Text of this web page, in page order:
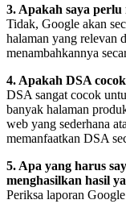
3. Apakah saya
Tidak, Google akan
halaman yang relevan
menambahkannya
4. Apakah DSA
DSA sangat cocok
banyak halaman
web yang sederhana
memanfaatkan DSA
5. Apa yang harus
menghasilkan hasil
Periksa laporan